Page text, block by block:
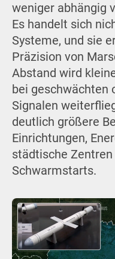
weniger abhängig
Es handelt sich
Systeme, und sie
Präzision von
Abstand wird
bei geschwächten
Signalen
deutlich größere
Einrichtungen,
städtische
Schwarmstarts.